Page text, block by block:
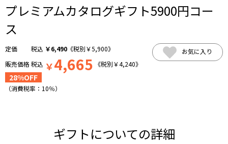
プレミアムカタログギフト5900円コー
ス
税込 ￥6,490 《税別￥5,900》
販売価格税込 ￥4,665 《税別￥4,240》
28%OFF
（消費税率： 10％）
お気に入り
ギフトについての詳細